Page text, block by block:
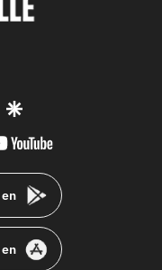
twittergoogle
youtube-